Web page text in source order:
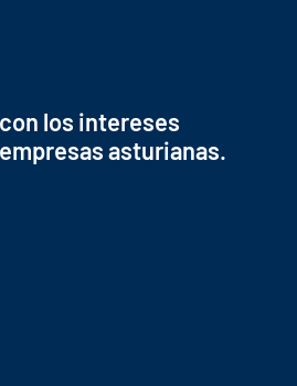
los intereses
asturianas.